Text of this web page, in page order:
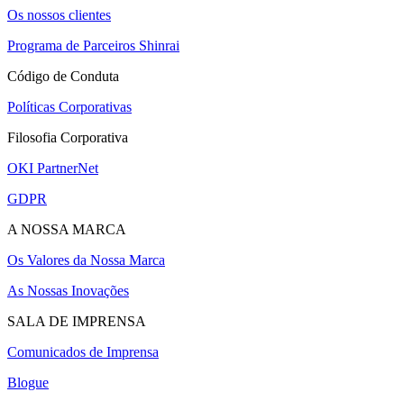
Os nossos clientes
Programa de Parceiros Shinrai
Código de Conduta
Políticas Corporativas
Filosofia Corporativa
OKI PartnerNet
GDPR
A NOSSA MARCA
Os Valores da Nossa Marca
As Nossas Inovações
SALA DE IMPRENSA
Comunicados de Imprensa
Blogue